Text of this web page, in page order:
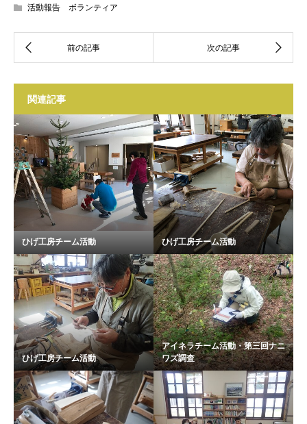
活動報告 ボランティア
関連記事
ひげ工房チーム活動 ひげ工房チーム活動
ひげ工房チーム活動
アイネラチーム活動・第三回ナニ
ワズ調査